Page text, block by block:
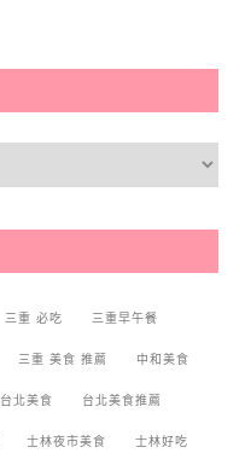
三重 必吃 三重早午餐
三重 美食 推薦 中和美食
台北美食 台北美食推薦
士林夜市美食 士林好吃